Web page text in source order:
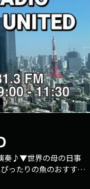
奏♪▼世界の母の日事
ったりの魚のおすすめ
ラが気になるサッカ